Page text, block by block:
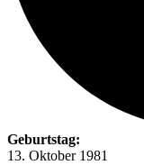
Geburtstag:
13. Oktober 1981